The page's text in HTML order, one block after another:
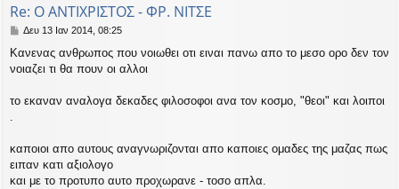
Re: Ο ΑΝΤΙΧΡΙΣΤΟΣ - ΦΡ. ΝΙΤΣΕ
Δ
μ
ο
η
Δευ 13 Ιαν 2014, 08:25
Κανενας ανθρωπος που νοιωθει οτι ειναι πανω απο το μεσο ορο δεν τον
νοιαζει τι θα πουν οι αλλοι
το εκαναν αναλογα δεκαδες φιλοσοφοι ανα τον κοσμο, "θεοι" και λοιποι
καποιοι απο αυτους αναγνωριζονται απο καποιες ομαδες της μαζας πως
ειπαν κατι αξιολογο
και με το προτυπο αυτο προχωρανε - τοσο απλα.